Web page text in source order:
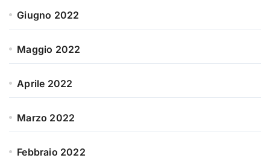
Giugno 2022
Maggio 2022
Aprile 2022
Marzo 2022
Febbraio 2022